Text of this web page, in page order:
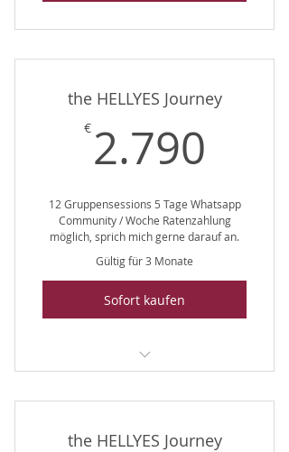
the HELLYES Journey
€ 2.790
12 Gruppensessions 5 Tage Whatsapp
Community / Woche Ratenzahlung
möglich, sprich mich gerne darauf an.
Gültig für 3 Monate
Sofort kaufen
the HELLYES Journey